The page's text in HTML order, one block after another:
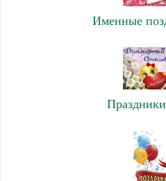
Именные